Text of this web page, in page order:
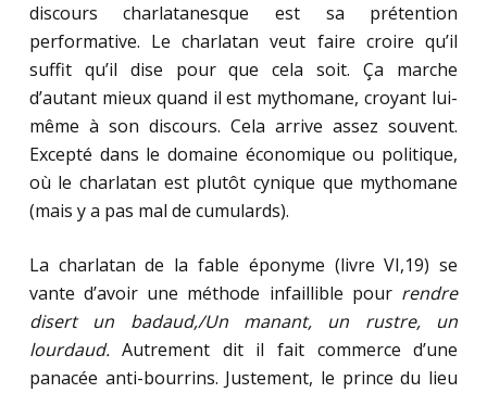
discours charlatanesque est sa prétention
performative. Le charlatan veut faire croire qu’il
suffit qu’il dise pour que cela soit. Ça marche
d’autant mieux quand il est mythomane, croyant lui-
même à son discours. Cela arrive assez souvent.
Excepté dans le domaine économique ou politique,
où le charlatan est plutôt cynique que mythomane
(mais y a pas mal de cumulards).
La charlatan de la fable éponyme (livre VI,19) se
vante d’avoir une méthode infaillible pour rendre
disert un badaud,/Un manant, un rustre, un
lourdaud.Autrement dit il fait commerce d’une
panacée anti-bourrins. Justement, le prince du lieu